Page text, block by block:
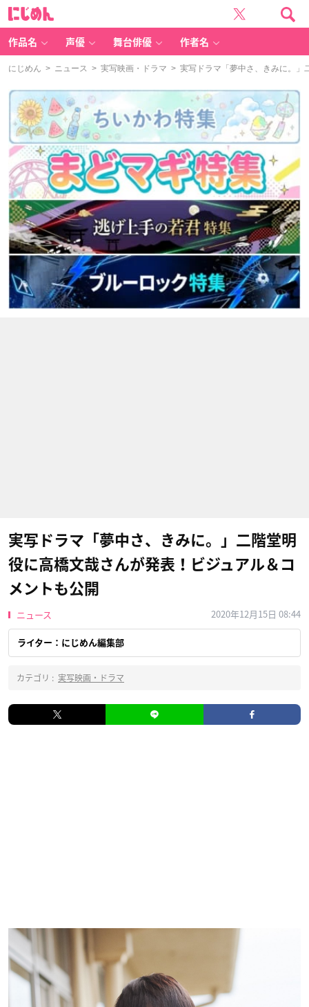
作品名 声優 舞台俳優 作者名
にじめん > ニュース > 実写映画・ドラマ > 実写ドラマ「夢中さ、きみに。」
実写ドラマ「夢中さ、きみに。」二階堂明
役に高橋文哉さんが発表！ビジュアル＆コ
メントも公開
ニュース 2020年12月15日 08:44
ライター：にじめん編集部
カテゴリ : 実写映画・ドラマ